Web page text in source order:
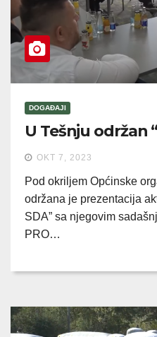
DOGAĐAJI
U Tešnju održan
OKT 7, 2023
Pod okriljem Općinske
održana je prezentacija
SDA” sa njegovim
PRO…